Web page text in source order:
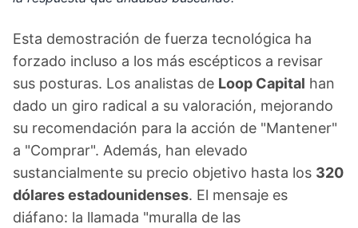
Esta demostración de fuerza tecnológica ha
forzado incluso a los más escépticos a revisar
sus posturas. Los analistas de Loop Capital han
dado un giro radical a su valoración, mejorando
su recomendación para la acción de "Mantener"
a "Comprar". Además, han elevado
sustancialmente su precio objetivo hasta los 320
dólares estadounidenses. El mensaje es
diáfano: la llamada "muralla de las